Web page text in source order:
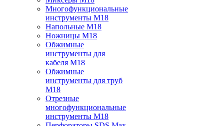
Многофункциональные
инструменты M18
Напольные M18
Ножницы M18
Обжимные
инструменты для
кабеля M18
Обжимные
инструменты для труб
M18
Отрезные
многофункциональные
инструменты M18